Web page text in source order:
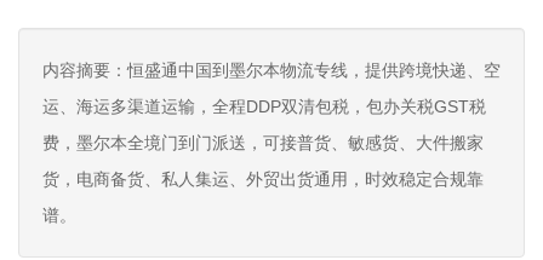
内容摘要：恒盛通中国到墨尔本物流专线，提供跨境快递、空
运、海运多渠道运输，全程DDP双清包税，包办关税GST税
费，墨尔本全境门到门派送，可接普货、敏感货、大件搬家
货，电商备货、私人集运、外贸出货通用，时效稳定合规靠
谱。